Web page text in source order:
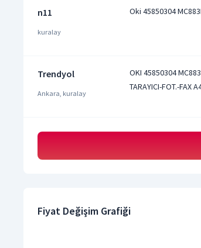
n11
kuralay
Oki 45850304
Trendyol
Ankara, kuralay
OKI 45850304
TARAYICI-FOT.-FAX
Fiyat Değişim Grafiği